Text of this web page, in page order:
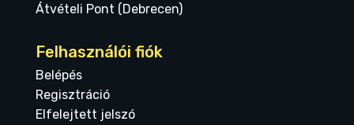
Átvételi Pont (Debrecen)
Felhasználói fiók
Belépés
Regisztráció
Elfelejtett jelszó